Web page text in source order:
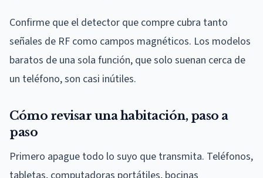
Confirme que el detector que compre cubra tanto
señales de RF como campos magnéticos. Los modelos
baratos de una sola función, que solo suenan cerca de
un teléfono, son casi inútiles.
Cómo revisar una habitación, paso a
paso
Primero apague todo lo suyo que transmita. Teléfonos,